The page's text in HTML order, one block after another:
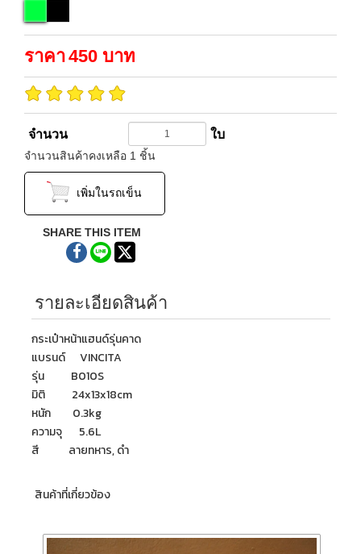
ราคา450 บาท
จำนวน ใบ
จำนวนสินค้าคงเหลือ 1 ชิ้น
เพิ่มในรถเข็น
SHARE THIS ITEM
รายละเอียดสินค้า
กระเป๋าหน้าแฮนด์รุ่นคาด
แบรนด์ VINCITA
รุ่น B010S
มิติ 24x13x18cm
หนัก 0.3kg
ความจุ 5.6L
สี ลายทหาร, ดำ
สินค้าที่เกี่ยวข้อง